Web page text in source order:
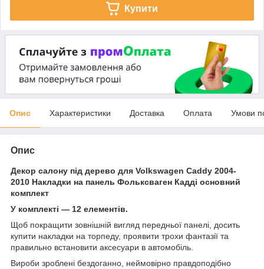
Купити
Опис Характеристики Доставка Оплата Умови
Опис
Декор салону під дерево для Volkswagen Caddy 2004-
2010 Накладки на панель Фольксваген Кадді основний
комплект
У комплекті — 12 елементів.
Щоб покращити зовнішній вигляд передньої панелі, досить
купити накладки на торпеду, проявити трохи фантазії та
правильно встановити аксесуари в автомобіль.
Вироби зроблені бездоганно, неймовірно правдоподібно